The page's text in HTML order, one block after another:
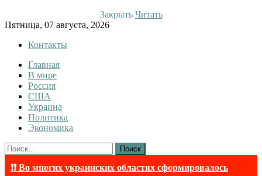
Закрыть Читать
Skip
content
Пятница, 07 августа, 2026
Контакты
InfoRuss
InfoRuss — Новости
Главная
В мире
Россия
США
Украина
Политика
Экономика
Найти:
❗❗ Во многих украинских областях сформировалось